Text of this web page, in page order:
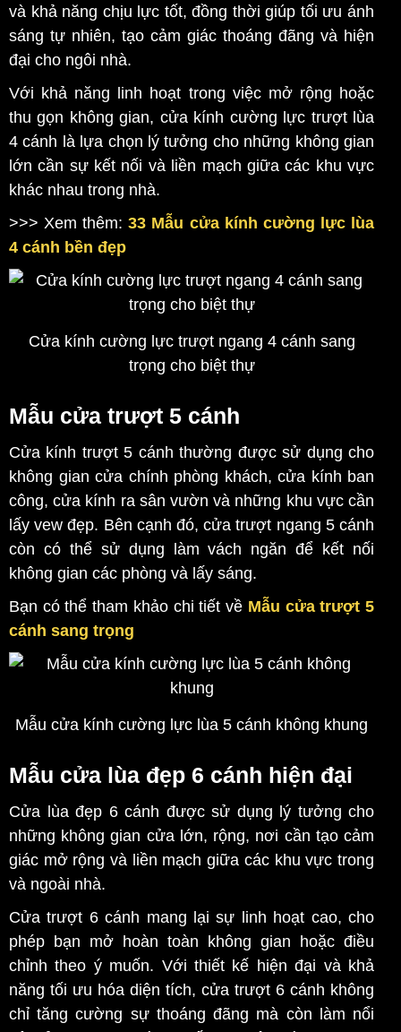
và khả năng chịu lực tốt, đồng thời giúp tối ưu ánh
sáng tự nhiên, tạo cảm giác thoáng đãng và hiện
đại cho ngôi nhà.
Với khả năng linh hoạt trong việc mở rộng hoặc
thu gọn không gian, cửa kính cường lực trượt lùa
4 cánh là lựa chọn lý tưởng cho những không gian
lớn cần sự kết nối và liền mạch giữa các khu vực
khác nhau trong nhà.
>>> Xem thêm:33 Mẫu cửa kính cường lực lùa
4 cánh bền đẹp
Cửa kính cường lực trượt ngang 4 cánh sang
trọng cho biệt thự
Mẫu cửa trượt 5 cánh
Cửa kính trượt 5 cánh thường được sử dụng cho
không gian cửa chính phòng khách, cửa kính ban
công, cửa kính ra sân vườn và những khu vực cần
lấy vew đẹp. Bên cạnh đó, cửa trượt ngang 5 cánh
còn có thể sử dụng làm vách ngăn để kết nối
không gian các phòng và lấy sáng.
Bạn có thể tham khảo chi tiết về Mẫu cửa trượt 5
cánh sang trọng
Mẫu cửa kính cường lực lùa 5 cánh không khung
Mẫu cửa lùa đẹp 6 cánh hiện đại
Cửa lùa đẹp 6 cánh được sử dụng lý tưởng cho
những không gian cửa lớn, rộng, nơi cần tạo cảm
giác mở rộng và liền mạch giữa các khu vực trong
và ngoài nhà.
Cửa trượt 6 cánh mang lại sự linh hoạt cao, cho
phép bạn mở hoàn toàn không gian hoặc điều
chỉnh theo ý muốn. Với thiết kế hiện đại và khả
năng tối ưu hóa diện tích, cửa trượt 6 cánh không
chỉ tăng cường sự thoáng đãng mà còn làm nổi